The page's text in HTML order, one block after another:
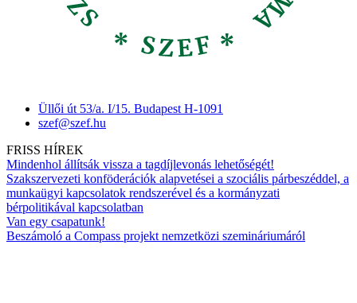
Üllői út 53/a. I/15. Budapest H-1091
szef@szef.hu
FRISS HÍREK
Mindenhol állítsák vissza a tagdíjlevonás lehetőségét!
Szakszervezeti konföderációk alapvetései a szociális párbeszéddel, a
munkaügyi kapcsolatok rendszerével és a kormányzati
bérpolitikával kapcsolatban
Van egy csapatunk!
Beszámoló a Compass projekt nemzetközi szemináriumáról